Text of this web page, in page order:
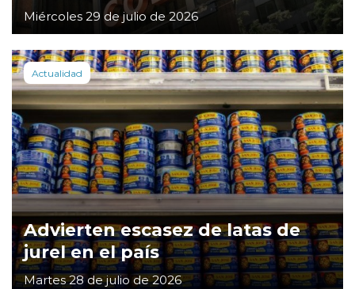
Miércoles 29 de julio de 2026
Actualidad
Advierten escasez de latas de
jurel en el país
Martes 28 de julio de 2026